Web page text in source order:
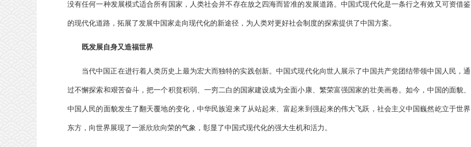
没有任何一种发展模式适合所有国家，人类社会并不存在放之四海而皆准的发展道路。中国式现代化是一条行之有效又可资借鉴
的现代化道路，拓展了发展中国家走向现代化的新途径，为人类对更好社会制度的探索提供了中国方案。
既发展自身又造福世界
当代中国正在进行着人类历史上最为宏大而独特的实践创新。中国式现代化向世人展示了中国共产党团结带领中国人民，通
过不懈探索和艰苦奋斗，把一个积贫积弱、一穷二白的国家建设成为全面小康、繁荣富强国家的壮美画卷。如今，中国的面貌、
中国人民的面貌发生了翻天覆地的变化，中华民族迎来了从站起来、富起来到强起来的伟大飞跃，社会主义中国巍然屹立于世界
东方，向世界展现了一派欣欣向荣的气象，彰显了中国式现代化的强大生机和活力。